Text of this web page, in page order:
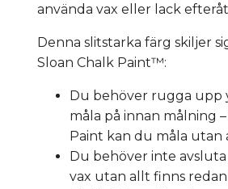
använda vax eller lack
Denna slitstarka färg skiljer
Sloan Chalk Paint™:
Du behöver rugga upp
måla på innan målning
Paint kan du måla utan
Du behöver inte
vax utan allt finns redan